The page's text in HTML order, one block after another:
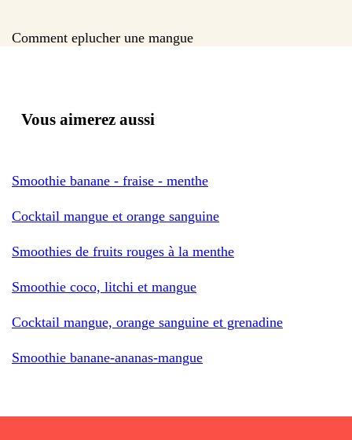
Comment eplucher une mangue
Vous aimerez aussi
Smoothie banane - fraise - menthe
Cocktail mangue et orange sanguine
Smoothies de fruits rouges à la menthe
Smoothie coco, litchi et mangue
Cocktail mangue, orange sanguine et grenadine
Smoothie banane-ananas-mangue